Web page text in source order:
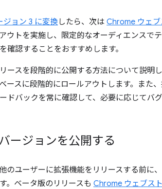
ョン 3 に変換 したら、次は Chrome ウェ
ウトを実施し、限定的なオーディエンスで
確認することをおすすめします。
ースを段階的に公開する方法について説明
ースに段階的にロールアウトします。また
ドバックを常に確認して、必要に応じてバ
ージョンを公開する
のユーザーに拡張機能をリリースする前に
。ベータ版のリリースも Chrome ウェブス